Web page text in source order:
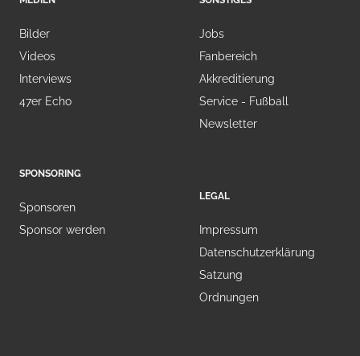
Bilder
Videos
Interviews
47er Echo
SPONSORING
Sponsoren
Sponsor werden
Jobs
Fanbereich
Akkreditierung
Service - Fußball
Newsletter
LEGAL
Impressum
Datenschutzerklärung
Satzung
Ordnungen